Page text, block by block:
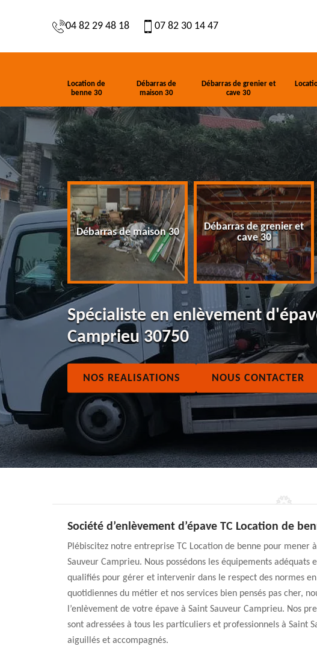
04 82 29 48 18 07 82 30 14 47
Location de
benne 30
Débarras de
maison 30
Débarras de grenier et
cave 30
benne 30 Débarras de maison 30
Débarras de grenier et
cave 30
Spécialiste en enlèvement
Camprieu 30750
NOS REALISATIONS NOUS CONTACTER
Société d’enlèvement d’épave TC Location de
Plébiscitez notre entreprise TC Location de benne pour mener
Sauveur Camprieu. Nous possédons les équipements
qualifiés pour gérer et intervenir dans le respect des normes
quotidiennes du métier et nos services bien pensés pas cher,
l’enlèvement de votre épave à Saint Sauveur Camprieu. Nos
sont adressées à tous les particuliers et professionnels à Saint
aiguillés et accompagnés.